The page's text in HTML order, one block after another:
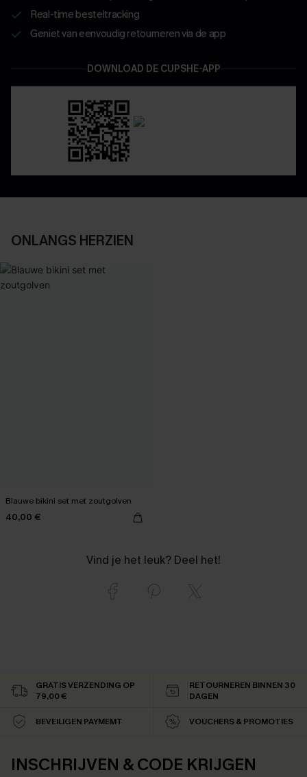
Real-time besteltracking
Geniet van eenvoudig retourneren via de app
DOWNLOAD DE CUPSHE-APP
ONLANGS HERZIEN
Blauwe bikini set met zoutgolven
40,00 €
Vind je het leuk? Deel het!
GRATIS VERZENDING OP
79,00 €
RETOURNEREN BINNEN 30
DAGEN
BEVEILIGEN PAYMEMT VOUCHERS & PROMOTIES
INSCHRIJVEN & CODE KRIJGEN